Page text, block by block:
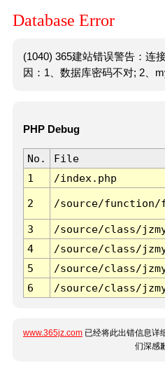
Database Error
(1040) 365建站错误警告：连
因：1、数据库密码不对; 2、
PHP Debug
No. File
1
/index.php
2 /source/function/
3 /source/class/
4
/source/class/
5
/source/class/
6
/source/class/
www.365jz.com 已经将此出错信息详
们深感